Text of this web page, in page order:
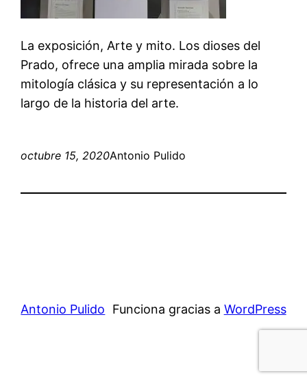
La exposición, Arte y mito. Los dioses del
Prado, ofrece una amplia mirada sobre la
mitología clásica y su representación a lo
largo de la historia del arte.
octubre 15, 2020Antonio Pulido
Antonio Pulido Funciona gracias a WordPress